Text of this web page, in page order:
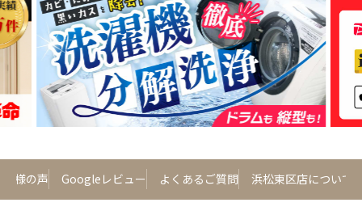
客様の声 Googleレビュー よくあるご質問 浜松東区店について